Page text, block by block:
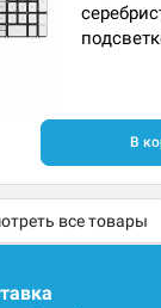
В
все товары